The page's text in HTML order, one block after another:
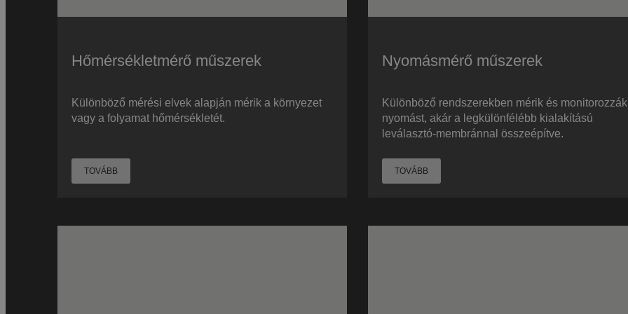
Hőmérsékletmérő műszerek
Különböző mérési elvek alapján mérik a környezet
vagy a folyamat hőmérsékletét.
TOVÁBB
Nyomásmérő műszerek
Különböző rendszerekben mérik és
nyomást, akár a legkülönfélébb kialakítású
leválasztó-membránnal összeépítve.
TOVÁBB